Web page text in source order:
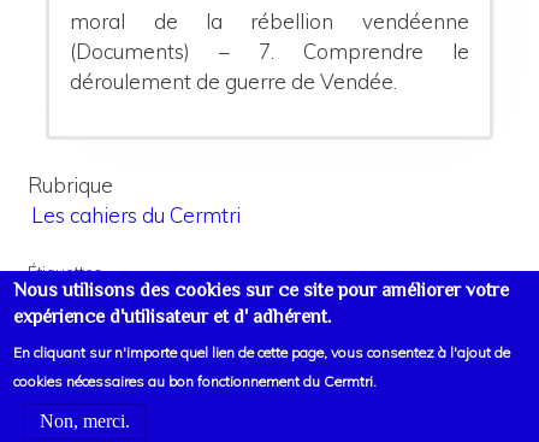
Nous utilisons des cookies sur ce site pour améliorer votre
expérience d'utilisateur et d' adhérent.
En cliquant sur n'importe quel lien de cette page, vous consentez à l'ajout de
cookies nécessaires au bon fonctionnement du Cermtri.
Non, merci.
moral de la rébellion vendéenne
(Documents) – 7.
Comprendre le
déroulement de guerre de Vendée.
Rubrique
Les cahiers du Cermtri
Étiquettes
XVIIIe-XIXe siècles
Voir liens d'informations